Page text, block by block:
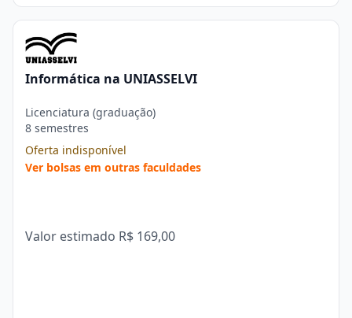
Informática na UNIASSELVI
Licenciatura (graduação)
8 semestres
Oferta indisponível
Ver bolsas em outras faculdades
Valor estimado R$ 169,00